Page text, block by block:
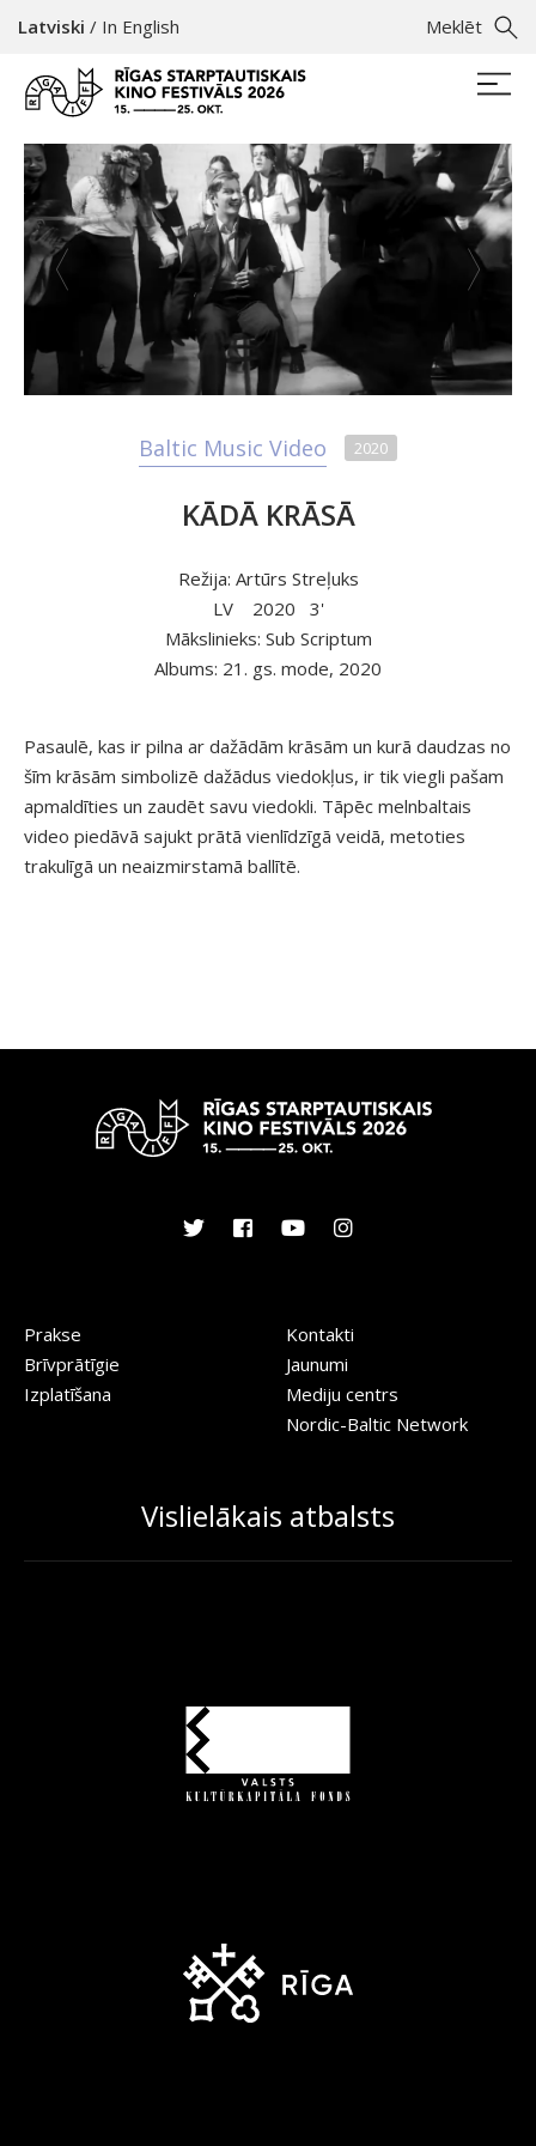
Meklēt
Latviski / In English
Baltic Music Video 2020
KĀDĀ KRĀSĀ
Režija: Artūrs Streļuks
LV
2020
3'
Mākslinieks: Sub Scriptum
Albums: 21. gs. mode, 2020
Pasaulē, kas ir pilna ar dažādām krāsām un kurā daudzas no
šīm krāsām simbolizē dažādus viedokļus, ir tik viegli pašam
apmaldīties un zaudēt savu viedokli. Tāpēc melnbaltais
video piedāvā sajukt prātā vienlīdzīgā veidā, metoties
trakulīgā un neaizmirstamā ballītē.
Prakse
Brīvprātīgie
Izplatīšana
Kontakti
Jaunumi
Mediju centrs
Nordic-Baltic Network
Vislielākais atbalsts